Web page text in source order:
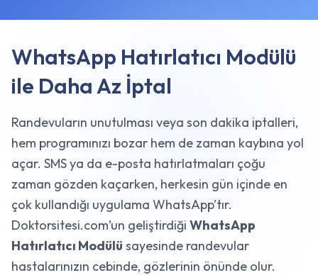
WhatsApp Hatırlatıcı Modülü
ile Daha Az İptal
Randevuların unutulması veya son dakika iptalleri,
hem programınızı bozar hem de zaman kaybına yol
açar. SMS ya da e-posta hatırlatmaları çoğu
zaman gözden kaçarken, herkesin gün içinde en
çok kullandığı uygulama WhatsApp’tır.
Doktorsitesi.com’un geliştirdiği WhatsApp
Hatırlatıcı Modülü sayesinde randevular
hastalarınızın cebinde, gözlerinin önünde olur.